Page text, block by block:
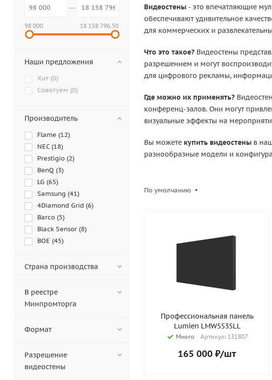
Видеостены - это впечатляющие
обеспечивают удивительное
для коммерческих и
Что это такое? Видеостены
разрешением и могут
для цифрового рекламы,
Где можно их применять?
конференц-залов. Они могут
визуальные эффекты на
Вы можете купить видеостены в
разнообразные модели и
По умолчанию
Профессиональная панель
Lumien LMW5535LL
Много Артикул: 131807
165 000 ₽/шт
98 000 18 158 796.50
Наши предложения
Хит (0)
Советуем (0)
Производитель
Flame (12)
NEC (18)
Prestigio (2)
BenQ (3)
LG (65)
Samsung (41)
4Diamond Grid (6)
Barco (5)
Black Sensor (8)
BOE (45)
Dahua Technology (
IKAR (33)
iVi Tech (
Страна производства
В реестре
Минпромторга
Формат
Разрешение
видеостены